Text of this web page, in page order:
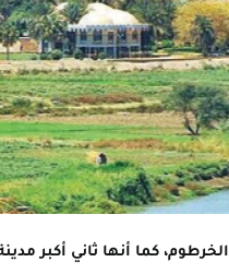
كما أنها ثاني أكبر